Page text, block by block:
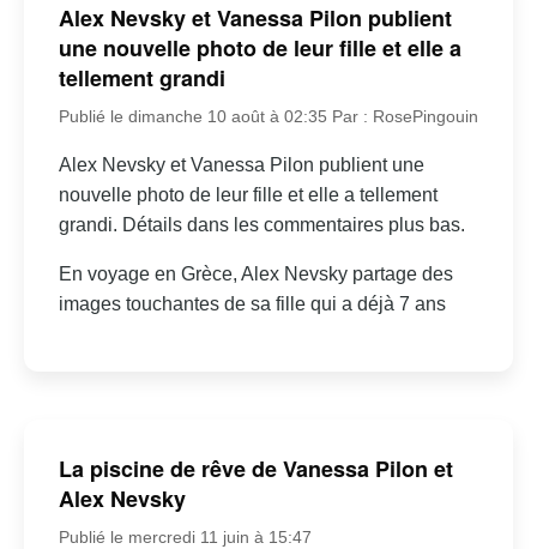
Alex Nevsky et Vanessa Pilon publient
une nouvelle photo de leur fille et elle a
tellement grandi
Publié le dimanche 10 août à 02:35 Par : RosePingouin
Alex Nevsky et Vanessa Pilon publient une
nouvelle photo de leur fille et elle a tellement
grandi. Détails dans les commentaires plus bas.
En voyage en Grèce, Alex Nevsky partage des
images touchantes de sa fille qui a déjà 7 ans
La piscine de rêve de Vanessa Pilon et
Alex Nevsky
Publié le mercredi 11 juin à 15:47